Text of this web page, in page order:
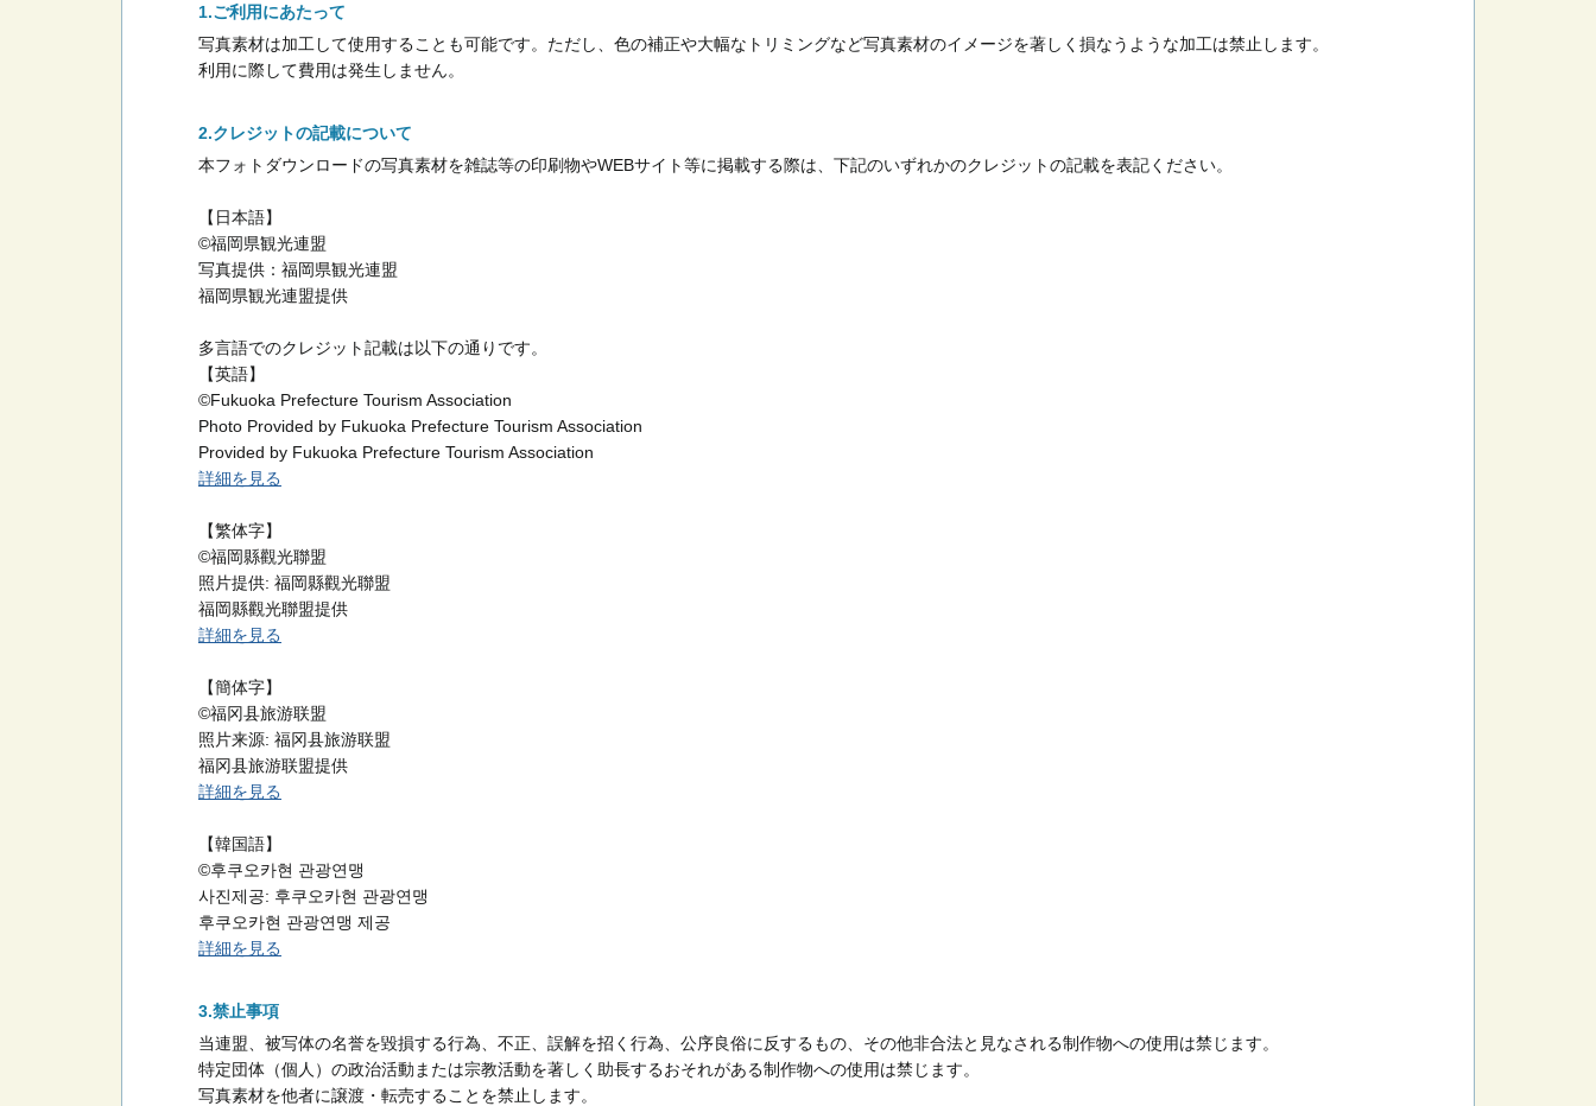
ご利用にあたって
写真素材は加工して使用することも可能です。ただし、色の補正や大幅なトリミングなど写真素材のイメージを著しく損なうような加工は禁止します。
利用に際して費用は発生しません。
クレジットの記載について
本フォトダウンロードの写真素材を雑誌等の印刷物やWEBサイト等に掲載する際は、下記のいずれかのクレジットの記載を表記ください。
【日本語】
©福岡県観光連盟
写真提供：福岡県観光連盟
福岡県観光連盟提供
多言語でのクレジット記載は以下の通りです。
【英語】
©Fukuoka Prefecture Tourism Association
Photo Provided by Fukuoka Prefecture Tourism Association
Provided by Fukuoka Prefecture Tourism Association
詳細を見る
【繁体字】
©福岡縣觀光聯盟
照片提供: 福岡縣觀光聯盟
福岡縣觀光聯盟提供
詳細を見る
【簡体字】
©福冈县旅游联盟
照片来源: 福冈县旅游联盟
福冈县旅游联盟提供
詳細を見る
【韓国語】
©후쿠오카현 관광연맹
사진제공: 후쿠오카현 관광연맹
후쿠오카현 관광연맹 제공
詳細を見る
禁止事項
当連盟、被写体の名誉を毀損する行為、不正、誤解を招く行為、公序良俗に反するもの、その他非合法と見なされる制作物への使用は禁じます。
特定団体（個人）の政治活動または宗教活動を著しく助長するおそれがある制作物への使用は禁じます。
写真素材を他者に譲渡・転売することを禁止します。